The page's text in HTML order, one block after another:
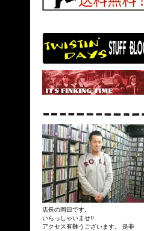
店長の岡田です。
いらっしゃいませ!!
アクセス有難うございます。 是非